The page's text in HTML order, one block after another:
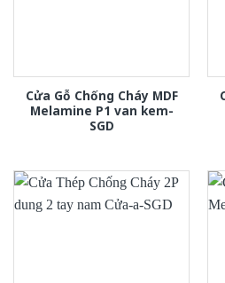
Cửa Gỗ Chống Cháy MDF
Melamine P1 van kem-
SGD